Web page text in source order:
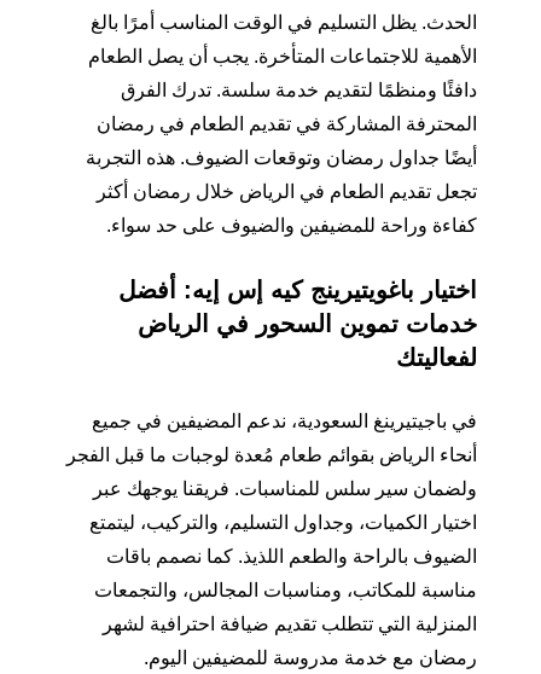
الحدث. يظل التسليم في الوقت المناسب أمرًا بالغ
الأهمية للاجتماعات المتأخرة. يجب أن يصل الطعام
دافئًا ومنظمًا لتقديم خدمة سلسة. تدرك الفرق
المحترفة المشاركة في تقديم الطعام في رمضان
أيضًا جداول رمضان وتوقعات الضيوف. هذه التجربة
تجعل تقديم الطعام في الرياض خلال رمضان أكثر
كفاءة وراحة للمضيفين والضيوف على حد سواء.
اختيار باغويتيرينج كيه إس إيه: أفضل
خدمات تموين السحور في الرياض
لفعاليتك
في باجيتيرينغ السعودية، ندعم المضيفين في جميع
أنحاء الرياض بقوائم طعام مُعدة لوجبات ما قبل الفجر
ولضمان سير سلس للمناسبات. فريقنا يوجهك عبر
اختيار الكميات، وجداول التسليم، والتركيب، ليتمتع
الضيوف بالراحة والطعم اللذيذ. كما نصمم باقات
مناسبة للمكاتب، ومناسبات المجالس، والتجمعات
المنزلية التي تتطلب تقديم ضيافة احترافية لشهر
رمضان مع خدمة مدروسة للمضيفين اليوم.